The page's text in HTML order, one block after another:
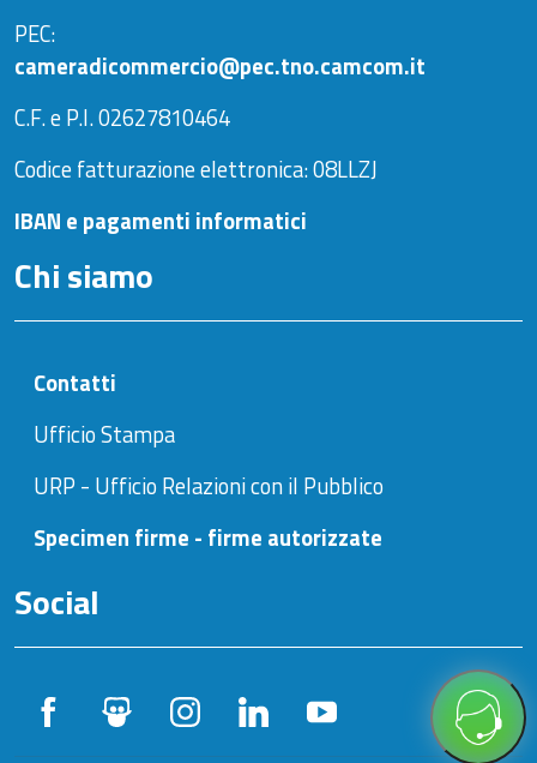
PEC:
cameradicommercio@pec.tno.camcom.it
C.F. e P.I. 02627810464
Codice fatturazione elettronica: 08LLZJ
IBAN e pagamenti informatici
Chi siamo
Contatti
Ufficio Stampa
URP - Ufficio Relazioni con il Pubblico
Specimen firme - firme autorizzate
Social